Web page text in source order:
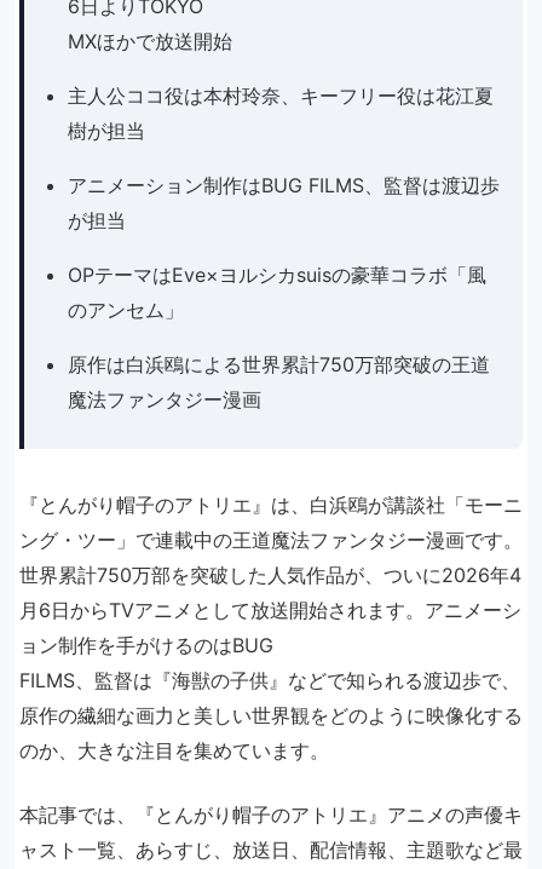
6日よりTOKYO
MXほかで放送開始
主人公ココ役は本村玲奈、キーフリー役は花江夏
樹が担当
アニメーション制作はBUG FILMS、監督は渡辺歩
が担当
OPテーマはEve×ヨルシカsuisの豪華コラボ「風
のアンセム」
原作は白浜鴎による世界累計750万部突破の王道
魔法ファンタジー漫画
『とんがり帽子のアトリエ』は、白浜鴎が講談社「モーニ
ング・ツー」で連載中の王道魔法ファンタジー漫画です。
世界累計750万部を突破した人気作品が、ついに2026年4
月6日からTVアニメとして放送開始されます。アニメーシ
ョン制作を手がけるのはBUG
FILMS、監督は『海獣の子供』などで知られる渡辺歩で、
原作の繊細な画力と美しい世界観をどのように映像化する
のか、大きな注目を集めています。
本記事では、『とんがり帽子のアトリエ』アニメの声優キ
ャスト一覧、あらすじ、放送日、配信情報、主題歌など最